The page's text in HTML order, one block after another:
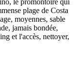
plage de Costa
moyennes, sable
jamais bondée,
et l'accès, nettoyer,